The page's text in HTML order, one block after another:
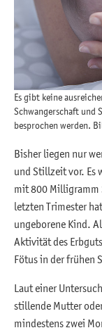
Es gibt keine
Schwangerschaft und
besprochen werden.
Bisher liegen nur
und Stillzeit vor. Es
mit 800 Milligramm
letzten Trimester
ungeborene Kind.
Aktivität des
Fötus in der frühen
Laut einer
stillende Mutter
mindestens zwei